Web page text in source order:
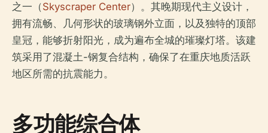
之一（Skyscraper Center）。其晚期现代主义设计，
拥有流畅、几何形状的玻璃钢外立面，以及独特的顶部
皇冠，能够折射阳光，成为遍布全城的璀璨灯塔。该建
筑采用了混凝土-钢复合结构，确保了在重庆地质活跃
地区所需的抗震能力。
多功能综合体